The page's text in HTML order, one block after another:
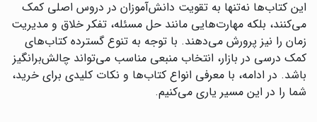
این کتاب‌ها نه‌تنها به تقویت دانش‌آموزان در دروس اصلی کمک
می‌کنند، بلکه مهارت‌هایی مانند حل مسئله، تفکر خلاق و مدیریت
زمان را نیز پرورش می‌دهند. با توجه به تنوع گسترده کتاب‌های
کمک درسی در بازار، انتخاب منبعی مناسب می‌تواند چالش‌برانگیز
باشد. در ادامه، با معرفی انواع کتاب‌ها و نکات کلیدی برای خرید،
شما را در این مسیر یاری می‌کنیم.